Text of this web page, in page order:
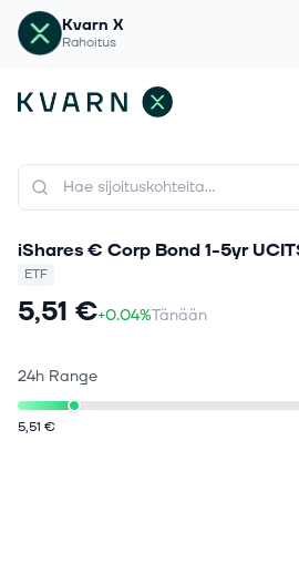
Kvarn X
Rahoitus
iShares € Corp Bond 1-5yr
ETF
5,51 €+0.04%Tänään
24h Range
5,51 €